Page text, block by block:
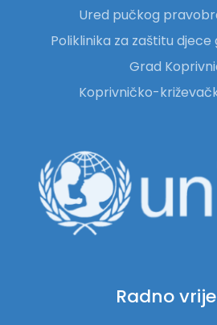
Ured pučkog
Poliklinika za zaštitu
Grad
Koprivničko-
Radno